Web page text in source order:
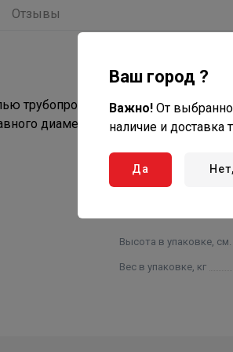
Отзывы
трубопровода для организации
диаметра.
Высота в упаковке, см.
Вес в упаковке, кг
Ваш город ?
Важно! От
наличие и доставка
Да